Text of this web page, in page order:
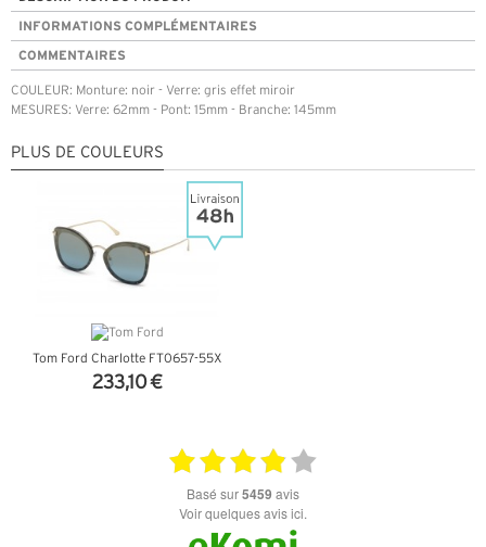
INFORMATIONS COMPLÉMENTAIRES
COMMENTAIRES
COULEUR: Monture: noir - Verre: gris effet miroir
MESURES: Verre: 62mm - Pont: 15mm - Branche: 145mm
PLUS DE COULEURS
Tom Ford Charlotte FT0657-55X
233,10 €
basé sur5459 avis
Voir quelques avis ici.